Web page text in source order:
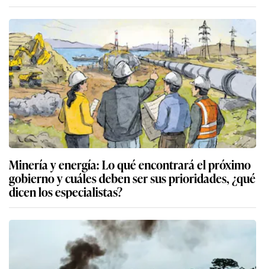
Minería y energía: Lo qué encontrará el próximo
gobierno y cuáles deben ser sus prioridades, ¿qué
dicen los especialistas?